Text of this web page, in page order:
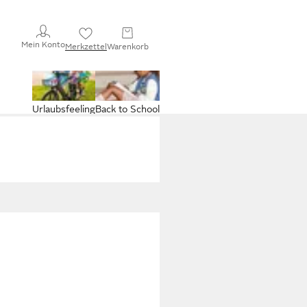
Mein KontoMerkzettelWarenkorb
Back to School
Urlaubsfeeling